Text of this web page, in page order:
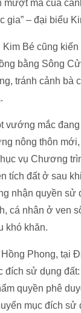
mà của
gia” – đại biểu
Bé cũng
bằng Sông
tránh cảnh bà
vướng mắc
nông thôn
vụ Chương
tích đất ở sau
nhận quyền
cá nhân ở ven
khó khăn.
Phong, tại
đích sử dụng
quyền phê
mục đích